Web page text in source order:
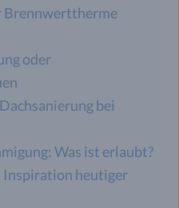
Brennwerttherme
oder
bei
Was ist erlaubt?
Inspiration heutiger